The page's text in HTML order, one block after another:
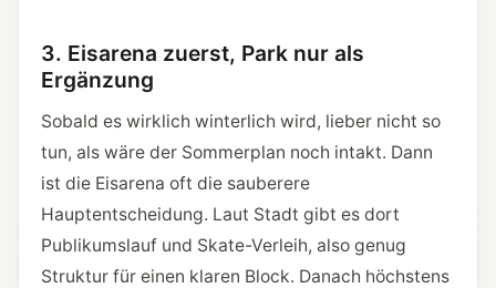
3. Eisarena zuerst, Park nur als
Ergänzung
Sobald es wirklich winterlich wird, lieber nicht so
tun, als wäre der Sommerplan noch intakt. Dann
ist die Eisarena oft die sauberere
Hauptentscheidung. Laut Stadt gibt es dort
Publikumslauf und Skate-Verleih, also genug
Struktur für einen klaren Block. Danach höchstens